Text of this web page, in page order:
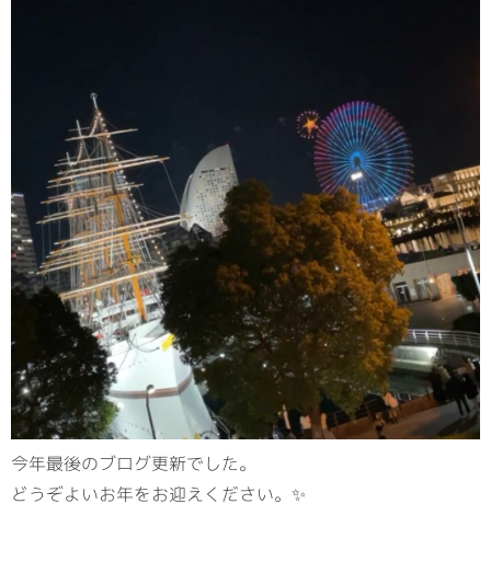
今年最後のブログ更新でした。
どうぞよいお年をお迎えください。✨